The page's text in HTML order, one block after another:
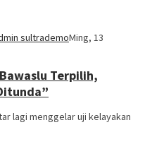
sultrademoMing, 13
Terpilih,
lagi menggelar uji kelayakan